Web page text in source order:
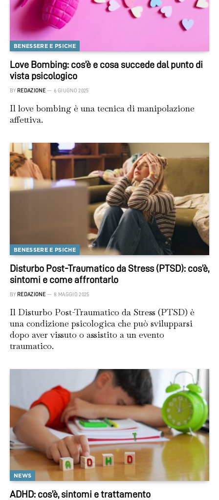
BENESSERE E PSICHE
Love Bombing: cos’è e cosa succede dal punto di
vista psicologico
BY REDAZIONE 6 GIUGNO 2025
Il love bombing è una tecnica di manipolazione
affettiva.
BENESSERE E PSICHE
Disturbo Post-Traumatico da Stress (PTSD): cos’è,
sintomi e come affrontarlo
BY REDAZIONE 8 MAGGIO 2025
Il Disturbo Post-Traumatico da Stress (PTSD) è
una condizione psicologica che può svilupparsi
dopo aver vissuto o assistito a un evento
traumatico.
NEWS
ADHD: cos’è, sintomi e trattamento